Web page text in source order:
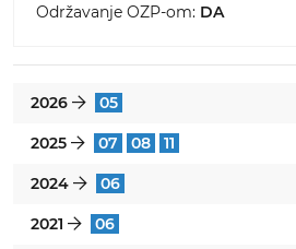
Održavanje OZP-om: DA
2026 } 05
2025 } 07 08 11
2024 } 06
2021 } 06